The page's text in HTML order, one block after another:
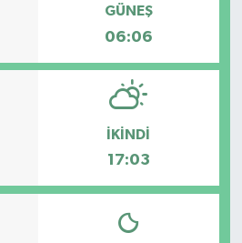
GÜNEŞ
06:06
İKINDI
17:03